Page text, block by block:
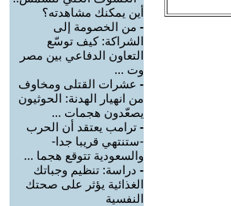
أين يمكنك مشاهدته؟
- من الخصومة إلى
الشراكة: كيف توسّع
التعاون الدفاعي بين مصر
وت ...
- عشرات القتلى ومخاوف
من انهيار الهدنة: الحوثيون
يصعّدون هجمات ...
- ترامب يعتقد أن الحرب
-ستنتهي قريبا جدا-
والسعودية تتوقع هجما ...
- دراسة: تنظيم وجباتك
الغذائية يؤثر على صحتك
النفسية